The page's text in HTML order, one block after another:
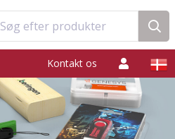
Søg efter produkter
Kontakt os